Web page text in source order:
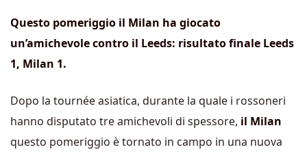
Questo pomeriggio il Milan ha giocato
un’amichevole contro il Leeds: risultato finale Leeds
1, Milan 1.
Dopo la tournée asiatica, durante la quale i rossoneri
hanno disputato tre amichevoli di spessore, il Milan
questo pomeriggio è tornato in campo in una nuova